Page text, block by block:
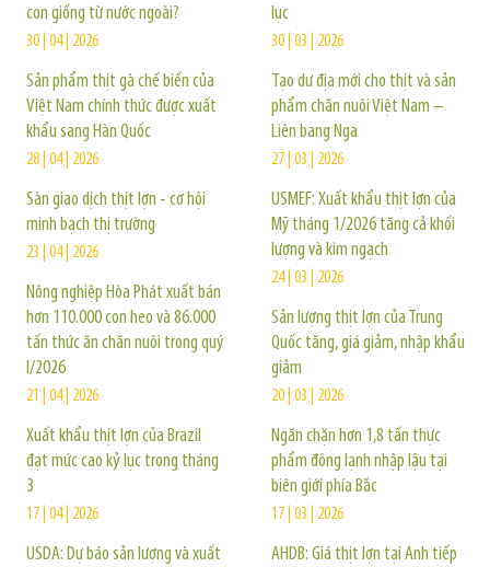
con giống từ nước ngoài?
30 | 04 | 2026
Sản phẩm thịt gà chế biến của
Việt Nam chính thức được xuất
khẩu sang Hàn Quốc
28 | 04 | 2026
Sàn giao dịch thịt lợn - cơ hội
minh bạch thị trường
23 | 04 | 2026
Nông nghiệp Hòa Phát xuất bán
hơn 110.000 con heo và 86.000
tấn thức ăn chăn nuôi trong quý
I/2026
21 | 04 | 2026
Xuất khẩu thịt lợn của Brazil
đạt mức cao kỷ lục trong tháng
3
17 | 04 | 2026
USDA: Dự báo sản lượng và xuất
lục
30 | 03 | 2026
Tạo dư địa mới cho thịt và sản
phẩm chăn nuôi Việt Nam –
Liên bang Nga
27 | 03 | 2026
USMEF: Xuất khẩu thịt lợn của
Mỹ tháng 1/2026 tăng cả khối
lượng và kim ngạch
24 | 03 | 2026
Sản lượng thịt lợn của Trung
Quốc tăng, giá giảm, nhập khẩu
giảm
20 | 03 | 2026
Ngăn chặn hơn 1,8 tấn thực
phẩm đông lạnh nhập lậu tại
biên giới phía Bắc
17 | 03 | 2026
AHDB: Giá thịt lợn tại Anh tiếp